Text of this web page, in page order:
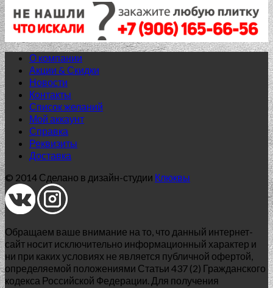
Corsa Beige wave relief 20×40
824.00₽
Добавить в список желаний
О компании
Акции & Скидки
Новости
Контакты
Список желаний
Мой аккаунт
Справка
Реквизиты
Доставка
© 2014 Сделано в дизайн-студии Клюквы
Обращаем ваше внимание на то, что данный интернет-
сайт носит исключительно информационный характер и
ни при каких условиях не является публичной офертой,
определяемой положениями Статьи 437 (2) Гражданского
кодекса Российской Федерации. Для получения